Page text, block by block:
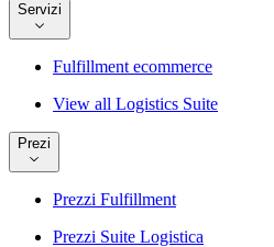
Servizi
Fulfillment ecommerce
View all Logistics Suite
Prezi
Prezzi Fulfillment
Prezzi Suite Logistica